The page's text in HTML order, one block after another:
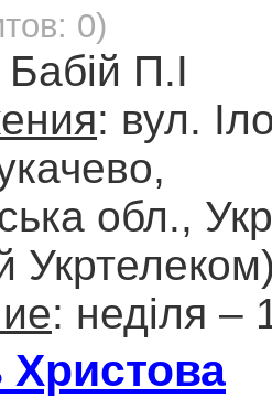
0)
Бабій П.І
: вул.
обл.,
: неділя –